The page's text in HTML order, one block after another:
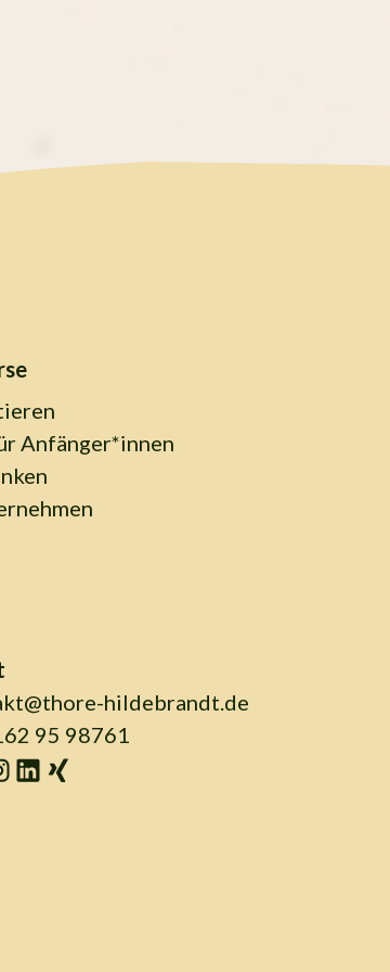
Anfänger*innen
hildebrandt.de
95 98761